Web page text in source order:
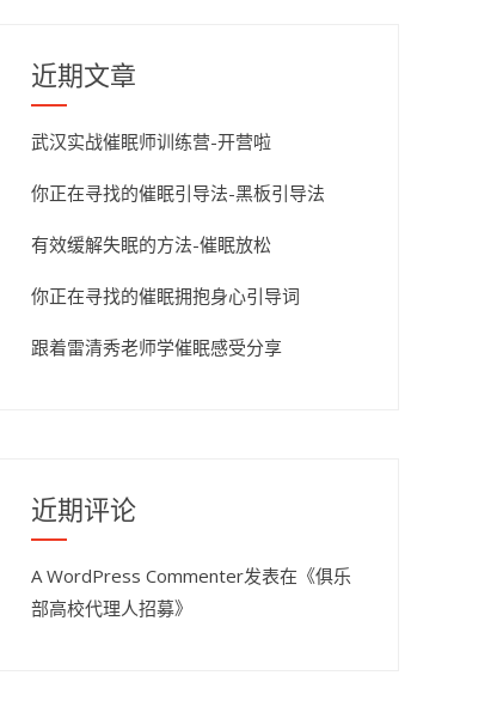
近期文章
武汉实战催眠师训练营-开营啦
你正在寻找的催眠引导法-黑板引导法
有效缓解失眠的方法-催眠放松
你正在寻找的催眠拥抱身心引导词
跟着雷清秀老师学催眠感受分享
近期评论
A WordPress Commenter发表在《俱乐
部高校代理人招募》